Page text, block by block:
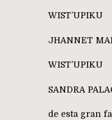
WIST’UPIKU
JHANNET
WIST’UPIKU
SANDRA
de esta gran